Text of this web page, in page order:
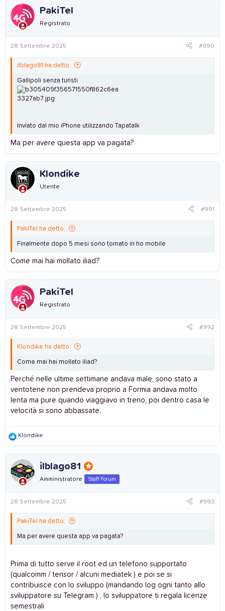
c
i
o
s
PakiTel
Registrato
28 Settembre 2025 #990
ilblago81 ha detto:
Gallipoli senza turisti
Inviato dal mio iPhone utilizzando Tapatalk
Ma per avere questa app va pagata?
Klondike
Utente
28 Settembre 2025 #991
PakiTel ha detto:
Finalmente dopo 5 mesi sono tornato in ho mobile
Come mai hai mollato iliad?
PakiTel
Registrato
28 Settembre 2025 #992
Klondike ha detto:
Come mai hai mollato iliad?
Perché nelle ultime settimane andava male, sono stato a
ventotene non prendeva proprio a Formia andava molto
lenta ma pure quando viaggiavo in treno, poi dentro casa le
velocità si sono abbassate.
R
c
t
i
o
s
Klondike
ilblago81
Amministratore Staff Forum
28 Settembre 2025 #993
PakiTel ha detto:
Ma per avere questa app va pagata?
Prima di tutto serve il root ed un telefono supportato
(qualcomm / tensor / alcuni mediatek ) e poi se si
contribuisce con lo sviluppo (mandando log ogni tanto allo
sviluppatore su Telegram ) , lo sviluppatore ti regala licenze
semestrali